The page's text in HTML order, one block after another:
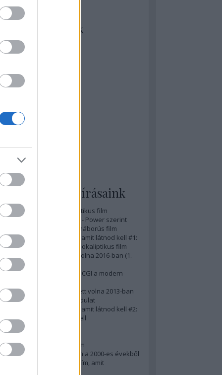
szívesen
nézünk/olvasunk
szerint
Joint
Mánia app
meg az ember!
& Calzone
A legolvasottabb írásaink
A 20 legjobb posztapokaliptikus film
A 15 legjobb időutazós film - Power szerint
A 10 legjobb második világháborús film
50 posztapokaliptikus film, amit látnod kell #1:
A 10 legkreatívabb posztapokaliptikus film
20 film, amit látnod kellett volna 2016-ban (1.
rész)
Ezért néz ki borzasztóan a CGI a modern
15(+1) film, amit látnod kellett volna 2013-ban
A 15 legnagyobb filmes fordulat
50 posztapokaliptikus film, amit látnod kell #2:
10 zombifilm, amit látnod kell
A 10 legjobb gengszterfilm
A 10 legjobb Brad Pitt-film
A 10 legjobb Mel Gibson-film
Az igazi 10 legjobb akciófilm a 2000-es évekből
10 iszonyatos magyar filmcím, amit